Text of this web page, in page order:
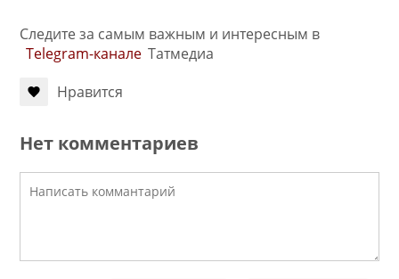
Следите за самым важным и интересным в
Telegram-канале Татмедиа
Нравится
Нет комментариев